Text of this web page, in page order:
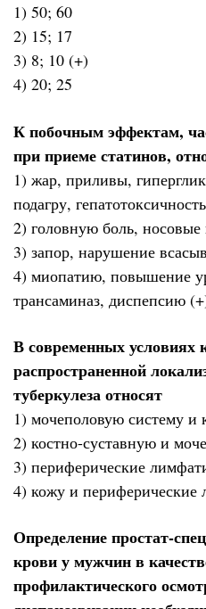
1) 50; 60
2) 15; 17
3) 8; 10 (+)
4) 20; 25
К побочным эффектам,
при приеме статинов,
1) жар, приливы,
подагру, гепатотоксичность
2) головную боль,
3) запор, нарушение
4) миопатию, повышение
трансаминаз, диспепсию
В современных условиях
распространенной
туберкулеза относят
1) мочеполовую систему и
2) костно-суставную и
3) периферические
4) кожу и периферические
Определение простат-
крови у мужчин в
профилактического